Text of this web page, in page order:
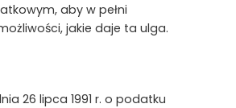
aby w pełni
jakie daje ta ulga.
26 lipca 1991 r. o podatku